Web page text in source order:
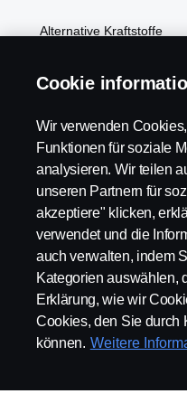
Alternative Kraftstoffe
Scania in Your Region:
Datenschutzerklärung
Cookie
Wir verwenden
Funktionen für soziale
analysieren. Wir teilen
unseren Partnern für
akzeptiere" klicken,
verwendet und die
auch verwalten, indem
Kategorien auswählen,
Erklärung, wie wir
Cookies, den Sie durch
können. Weitere